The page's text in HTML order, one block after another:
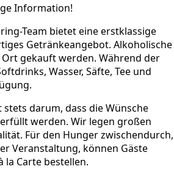
Information!
Team bietet eine erstklassige
Getränkeangebot. Alkoholische
gekauft werden. Während der
Wasser, Säfte, Tee und
darum, dass die Wünsche
werden. Wir legen großen
Für den Hunger zwischendurch,
Veranstaltung, können Gäste
la Carte bestellen.